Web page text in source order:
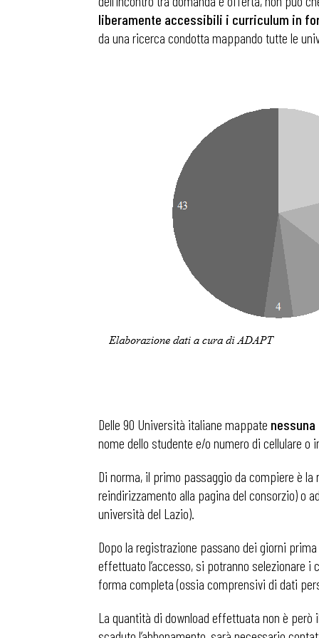
liberamente accessibili i curriculum in
da una ricerca condotta mappando tutte le
Delle 90 Università italiane mappate nessuna
nome dello studente e/o numero di cellulare o
Di norma, il primo passaggio da compiere è
reindirizzamento alla pagina del consorzio) o
università del Lazio).
Dopo la registrazione passano dei giorni
effettuato l’accesso, si potranno selezionare
forma completa (ossia comprensivi di dati
La quantità di download effettuata non è però